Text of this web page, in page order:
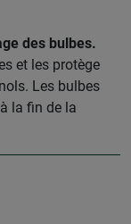
des bulbes.
et les protège
Les bulbes
la fin de la